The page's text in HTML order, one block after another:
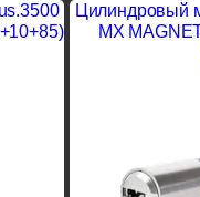
Цилиндровый
MX